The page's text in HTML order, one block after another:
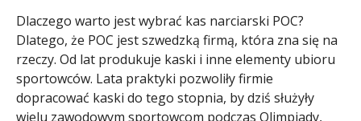
Dlaczego warto jest wybrać kas narciarski POC?
Dlatego, że POC jest szwedzką firmą, która zna się na
rzeczy. Od lat produkuje kaski i inne elementy ubioru
sportowców. Lata praktyki pozwoliły firmie
dopracować kaski do tego stopnia, by dziś służyły
wielu zawodowym sportowcom podczas Olimpiady,